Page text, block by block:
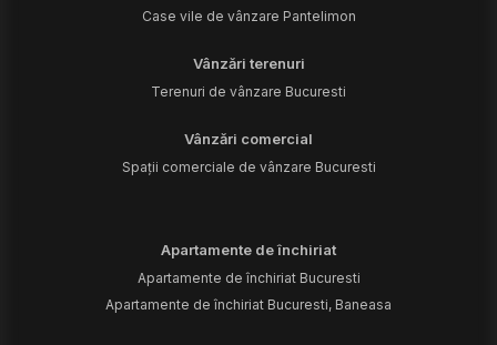
Case vile de vânzare Pantelimon
Vânzări terenuri
Terenuri de vânzare Bucuresti
Vânzări comercial
Spații comerciale de vânzare Bucuresti
Apartamente de închiriat
Apartamente de închiriat Bucuresti
Apartamente de închiriat Bucuresti, Baneasa